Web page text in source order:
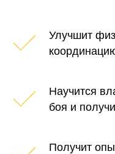
Улучшит
Научится
боя и
Получит